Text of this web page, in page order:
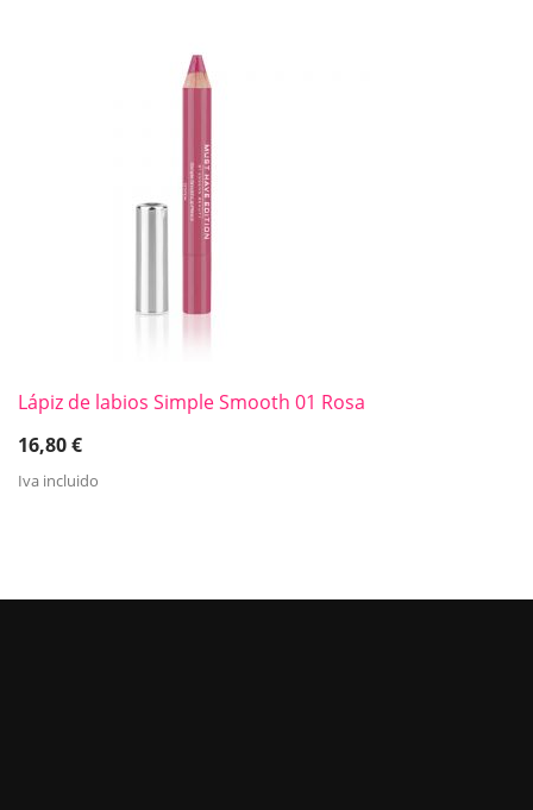
Lápiz de labios Simple Smooth 01 Rosa
16,80€
Iva incluido